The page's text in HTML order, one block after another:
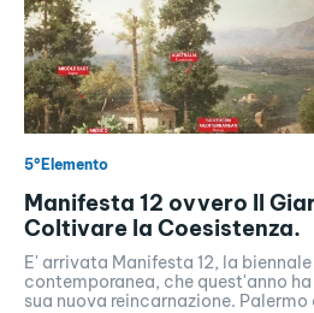
5°Elemento
Manifesta 12 ovvero Il
Coltivare la Coesistenza.
E' arrivata Manifesta 12, la
contemporanea, che quest'anno
sua nuova reincarnazione. Palermo